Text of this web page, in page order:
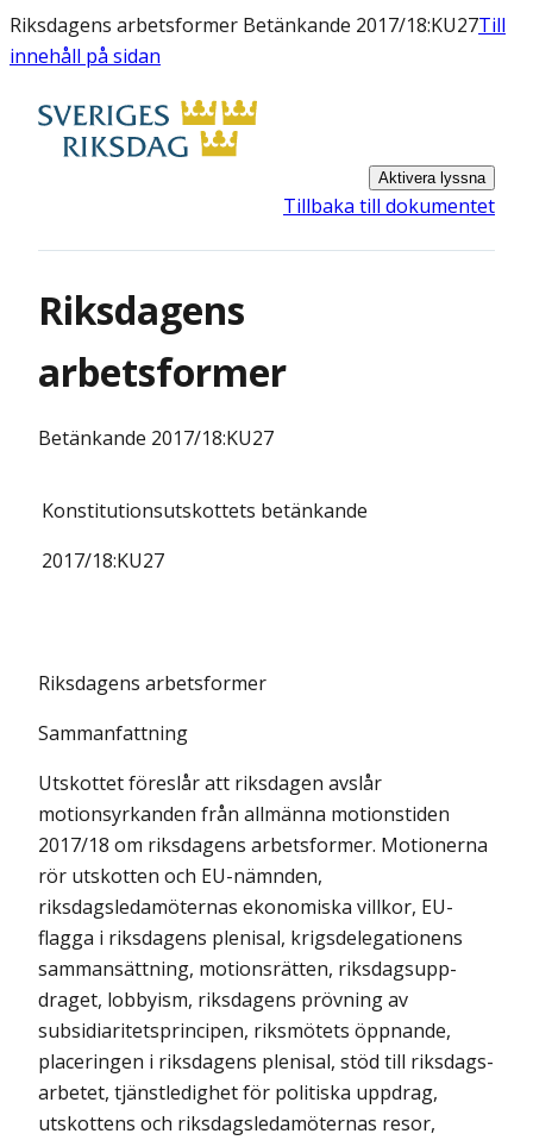
Riksdagens arbetsformer Betänkande 2017/18:KU27Till
innehåll på sidan
Aktivera lyssna
Tillbaka till dokumentet
Riksdagens
arbetsformer
Betänkande 2017/18:KU27
Konstitutionsutskottets betänkande
2017/18:KU27
Riksdagens arbetsformer
Sammanfattning
Utskottet föreslår att riksdagen avslår
motionsyrkanden från allmänna motionstiden
2017/18 om riksdagens arbetsformer. Motionerna
rör utskotten och EU-nämnden,
riksdagsledamöternas ekonomiska villkor, EU-
flagga i riksdagens plenisal, krigsdelegationens
sammansättning, motionsrätten, riks­dags­­upp­
draget, lobbyism, riksdagens prövning av
subsidiaritetsprincipen, riksmötets öppnan­de,
placeringen i riksdagens plenisal, stöd till riksdags­
arbetet, tjänstledighet för politiska uppdrag,
utskottens och riksdagsleda­möternas resor,